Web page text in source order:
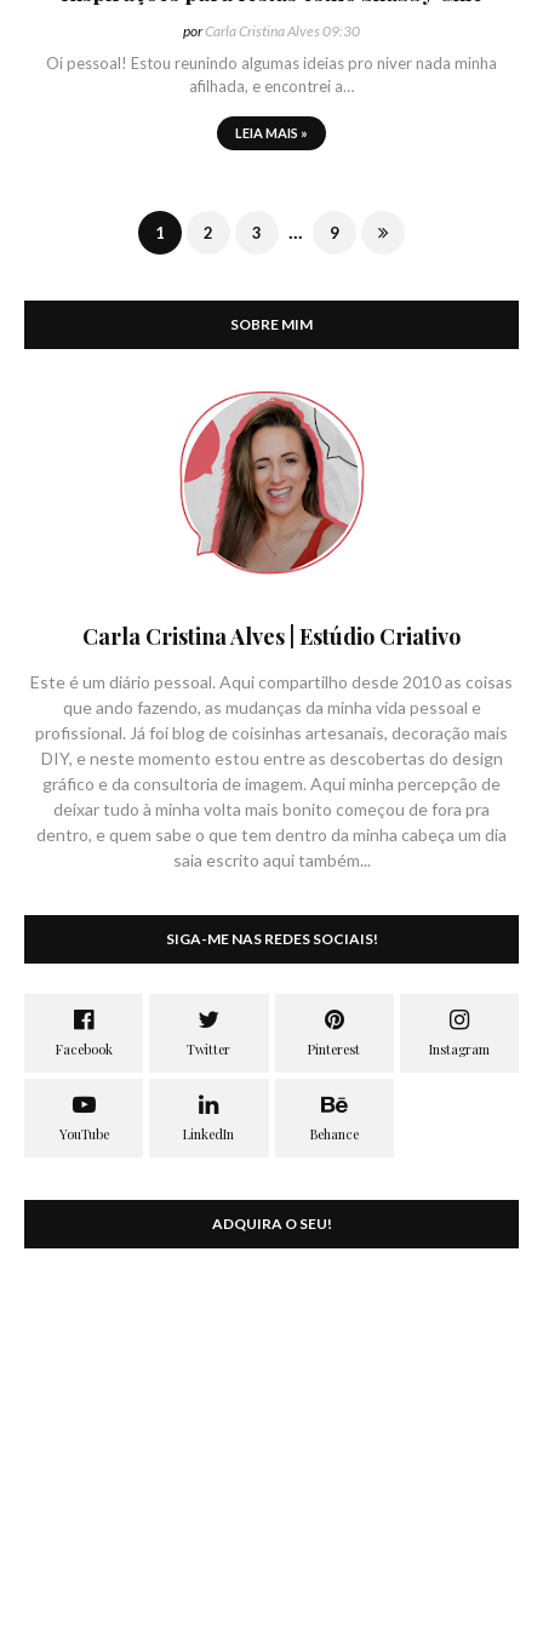
porCarla Cristina Alves 09:30
Oi pessoal! Estou reunindo algumas ideias pro niver nada minha
afilhada, e encontrei a…
LEIA MAIS »
1 2 3 9
SOBRE MIM
Carla Cristina Alves | Estúdio Criativo
Este é um diário pessoal. Aqui compartilho desde 2010 as coisas
que ando fazendo, as mudanças da minha vida pessoal e
profissional. Já foi blog de coisinhas artesanais, decoração mais
DIY, e neste momento estou entre as descobertas do design
gráfico e da consultoria de imagem. Aqui minha percepção de
deixar tudo à minha volta mais bonito começou de fora pra
dentro, e quem sabe o que tem dentro da minha cabeça um dia
saia escrito aqui também...
SIGA-ME NAS REDES SOCIAIS!
ADQUIRA O SEU!